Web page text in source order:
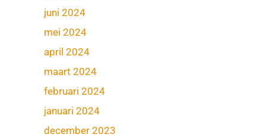
juni 2024
mei 2024
april 2024
maart 2024
februari 2024
januari 2024
december 2023